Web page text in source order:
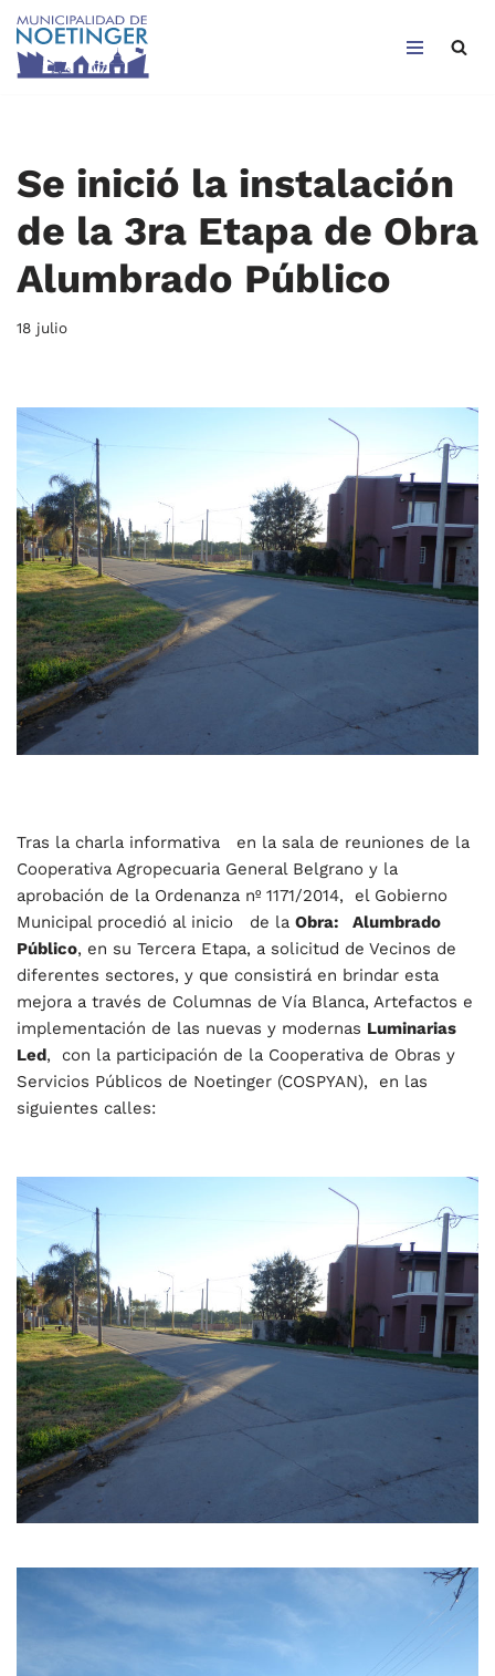
Saltar
Se inició la instalación
de la 3ra Etapa de Obra
Alumbrado Público
18 julio
Tras la charla informativa en la sala de reuniones de la
Cooperativa Agropecuaria General Belgrano y la
aprobación de la Ordenanza nº 1171/2014, el Gobierno
Municipal procedió al inicio de la Obra: Alumbrado
Público, en su Tercera Etapa, a solicitud de Vecinos de
diferentes sectores, y que consistirá en brindar esta
mejora a través de Columnas de Vía Blanca, Artefactos e
implementación de las nuevas y modernas Luminarias
Led, con la participación de la Cooperativa de Obras y
Servicios Públicos de Noetinger (COSPYAN), en las
siguientes calles: